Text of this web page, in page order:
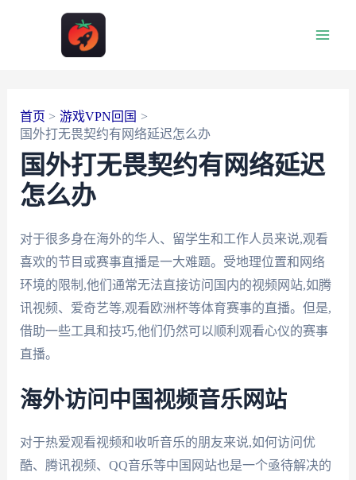
首页
游戏VPN回国
国外打无畏契约有网络延迟怎么办
国外打无畏契约有网络延迟
怎么办
对于很多身在海外的华人、留学生和工作人员来说,观看
喜欢的节目或赛事直播是一大难题。受地理位置和网络
环境的限制,他们通常无法直接访问国内的视频网站,如腾
讯视频、爱奇艺等,观看欧洲杯等体育赛事的直播。但是,
借助一些工具和技巧,他们仍然可以顺利观看心仪的赛事
直播。
海外访问中国视频音乐网站
对于热爱观看视频和收听音乐的朋友来说,如何访问优
酷、腾讯视频、QQ音乐等中国网站也是一个亟待解决的